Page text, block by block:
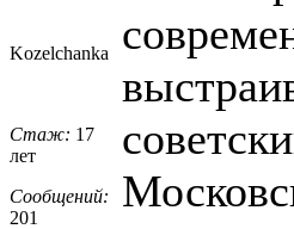
Kozelchanka
Стаж: 17
лет
Сообщений:
201